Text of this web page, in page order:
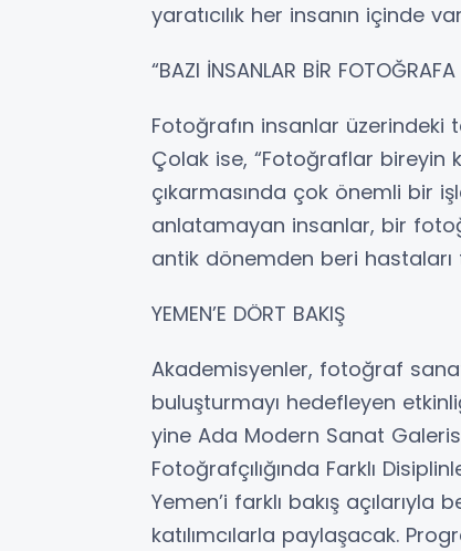
yaratıcılık her insanın içinde
“BAZI İNSANLAR BİR
Fotoğrafın insanlar üzerindeki
Çolak ise, “Fotoğraflar bireyin
çıkarmasında çok önemli bir
anlatamayan insanlar, bir
antik dönemden beri hastaları
YEMEN’E DÖRT BAKIŞ
Akademisyenler, fotoğraf
buluşturmayı hedefleyen
yine Ada Modern Sanat
Fotoğrafçılığında Farklı
Yemen’i farklı bakış
katılımcılarla paylaşacak.